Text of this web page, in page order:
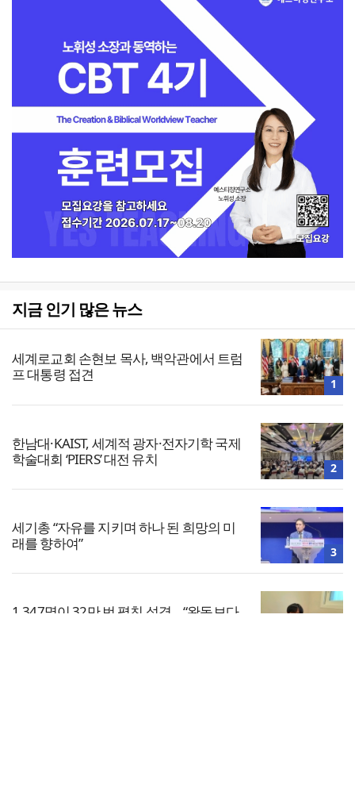
지금 인기 많은 뉴스
세계로교회 손현보 목사, 백악관에서 트럼
프 대통령 접견
1
한남대·KAIST, 세계적 광자·전자기학 국제
학술대회 ‘PIERS’ 대전 유치
2
세기총 “자유를 지키며 하나 된 희망의 미
래를 향하여”
3
1,347명이 32만 번 펼친 성경… “완독보다